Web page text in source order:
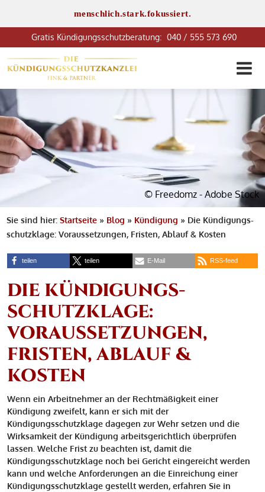
menschlich.stark.fokussiert.
040 / 555 573 690
© Freedomz - Adobe Stock
Sie sind hier:Startseite » Blog » Kündigung » Die Kündigungs­
schutzklage: Voraussetzungen, Fristen, Ablauf & Kosten
teilen teilen E-Mail RSS-feed
DIE KÜNDIGUNGS­
SCHUTZKLAGE:
VORAUSSETZUNGEN,
FRISTEN, ABLAUF &
KOSTEN
Wenn ein Arbeitnehmer an der Rechtmäßigkeit einer
Kündigung zweifelt, kann er sich mit der
Kündigungsschutzklage dagegen zur Wehr setzen und die
Wirksamkeit der Kündigung arbeitsgerichtlich überprüfen
lassen. Welche Frist zu beachten ist, damit die
Kündigungsschutzklage noch bei Gericht eingereicht werden
kann und welche Anforderungen an die Einreichung einer
Kündigungsschutzklage gestellt werden, erfahren Sie in